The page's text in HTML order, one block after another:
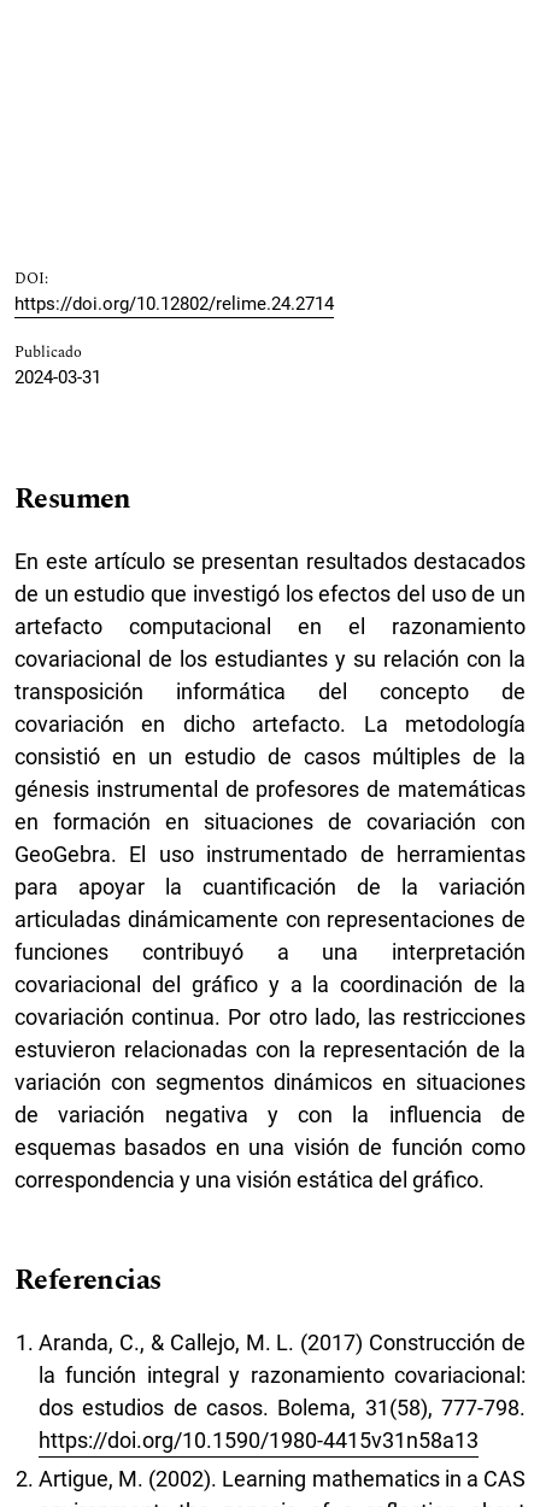
DOI:
https://doi.org/10.12802/relime.24.2714
Publicado
2024-03-31
Resumen
En este artículo se presentan resultados destacados
de un estudio que investigó los efectos del uso de un
artefacto computacional en el razonamiento
covariacional de los estudiantes y su relación con la
transposición informática del concepto de
covariación en dicho artefacto. La metodología
consistió en un estudio de casos múltiples de la
génesis instrumental de profesores de matemáticas
en formación en situaciones de covariación con
GeoGebra. El uso instrumentado de herramientas
para apoyar la cuantificación de la variación
articuladas dinámicamente con representaciones de
funciones contribuyó a una interpretación
covariacional del gráfico y a la coordinación de la
covariación continua. Por otro lado, las restricciones
estuvieron relacionadas con la representación de la
variación con segmentos dinámicos en situaciones
de variación negativa y con la influencia de
esquemas basados en una visión de función como
correspondencia y una visión estática del gráfico.
Referencias
Aranda, C., & Callejo, M. L. (2017) Construcción de
la función integral y razonamiento covariacional:
dos estudios de casos. Bolema, 31(58), 777-798.
https://doi.org/10.1590/1980-4415v31n58a13
Artigue, M. (2002). Learning mathematics in a CAS